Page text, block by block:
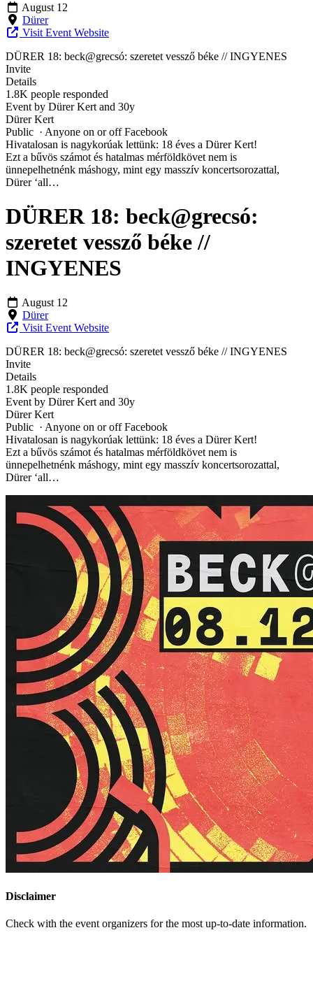
August 12
Dürer
Visit Event Website
DÜRER 18: beck@grecsó: szeretet vessző béke // INGYENES
Invite
Details
1.8K people responded
Event by Dürer Kert and 30y
Dürer Kert
Public · Anyone on or off Facebook
Hivatalosan is nagykorúak lettünk: 18 éves a Dürer Kert!
Ezt a bűvös számot és hatalmas mérföldkövet nem is
ünnepelhetnénk máshogy, mint egy masszív koncertsorozattal,
Dürer ‘all…
DÜRER 18: beck@grecsó:
szeretet vessző béke //
INGYENES
August 12
Dürer
Visit Event Website
DÜRER 18: beck@grecsó: szeretet vessző béke // INGYENES
Invite
Details
1.8K people responded
Event by Dürer Kert and 30y
Dürer Kert
Public · Anyone on or off Facebook
Hivatalosan is nagykorúak lettünk: 18 éves a Dürer Kert!
Ezt a bűvös számot és hatalmas mérföldkövet nem is
ünnepelhetnénk máshogy, mint egy masszív koncertsorozattal,
Dürer ‘all…
Disclaimer
Check with the event organizers for the most up-to-date information.